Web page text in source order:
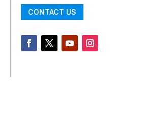
CONTACT US